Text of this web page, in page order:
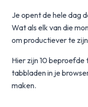
Je opent de hele dag
Wat als elk van die
om productiever te
Hier zijn 10 beproefde
tabbladen in je
maken.